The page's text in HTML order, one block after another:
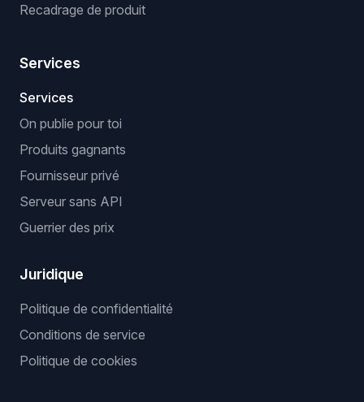
Recadrage de produit
Services
Services
On publie pour toi
Produits gagnants
Fournisseur privé
Serveur sans API
Guerrier des prix
Juridique
Politique de confidentialité
Conditions de service
Politique de cookies